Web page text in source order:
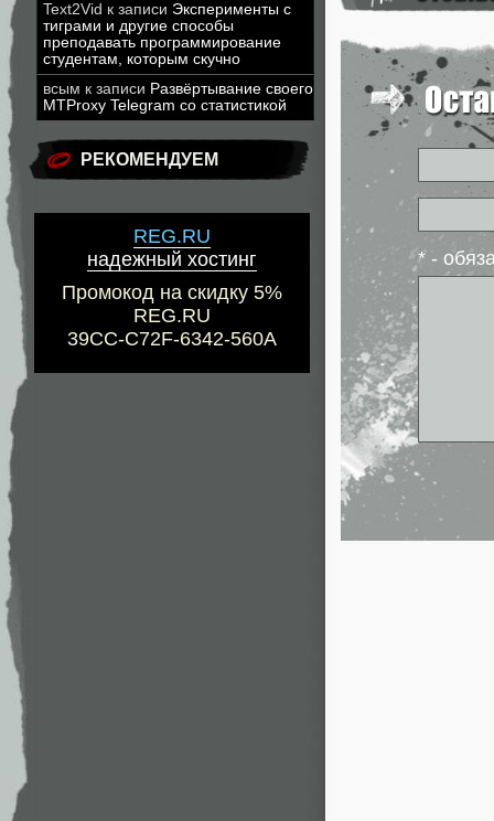
Text2Vid к записи Эксперименты с
тиграми и другие способы
преподавать программирование
студентам, которым скучно
всым к записи Развёртывание своего
MTProxy Telegram со статистикой
РЕКОМЕНДУЕМ
REG.RU
надежный хостинг
Промокод на скидку 5%
REG.RU
39CC-C72F-6342-560A
* -